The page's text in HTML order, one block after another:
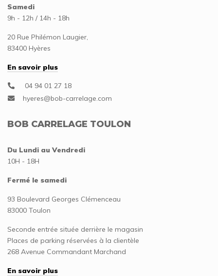
Samedi
9h - 12h / 14h - 18h
20 Rue Philémon Laugier,
83400 Hyères
En savoir plus
04 94 01 27 18
BOB CARRELAGE TOULON
Du Lundi au Vendredi
10H - 18H
Fermé le samedi
93 Boulevard Georges Clémenceau
83000 Toulon
Seconde entrée située derrière le magasin
Places de parking réservées à la clientèle
268 Avenue Commandant Marchand
En savoir plus